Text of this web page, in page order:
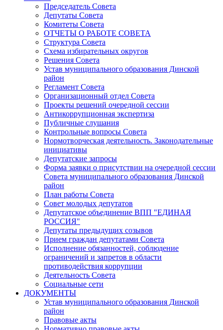
Председатель Совета
Депутаты Совета
Комитеты Совета
ОТЧЕТЫ О РАБОТЕ СОВЕТА
Структура Совета
Схема избирательных округов
Решения Совета
Устав муниципального образования Динской
район
Регламент Совета
Организационный отдел Совета
Проекты решений очередной сессии
Антикоррупционная экспертиза
Публичные слушания
Контрольные вопросы Совета
Нормотворческая деятельность. Законодательные
инициативы
Депутатские запросы
Форма заявки о присутствии на очередной сессии
Совета муниципального образования Динской
район
План работы Совета
Совет молодых депутатов
Депутатское объединение ВПП "ЕДИНАЯ
РОССИЯ"
Депутаты предыдущих созывов
Прием граждан депутатами Совета
Исполнение обязанностей, соблюдение
ограничений и запретов в области
противодействия коррупции
Деятельность Совета
Социальные сети
ДОКУМЕНТЫ
Устав муниципального образования Динской
район
Правовые акты